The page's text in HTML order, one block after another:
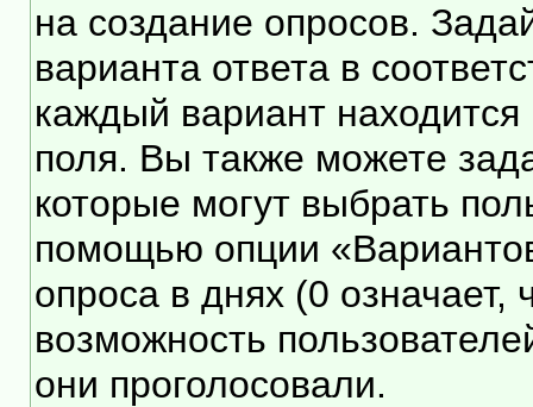
на создание опросов.
варианта ответа в
каждый вариант находится
поля. Вы также можете
которые могут выбрать
помощью опции
опроса в днях (0 означает,
возможность
они проголосовали.